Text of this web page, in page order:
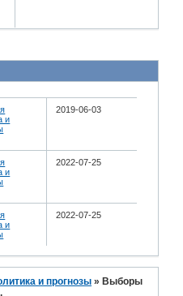
и
2019-06-03
и
2022-07-25
и
2022-07-25
и прогнозы »Выборы